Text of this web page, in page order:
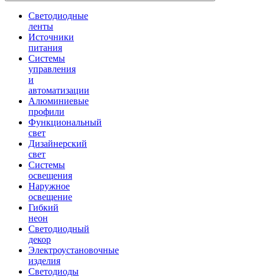
Светодиодные
ленты
Источники
питания
Системы
управления
и
автоматизации
Алюминиевые
профили
Функциональный
свет
Дизайнерский
свет
Системы
освещения
Наружное
освещение
Гибкий
неон
Светодиодный
декор
Электроустановочные
изделия
Светодиоды